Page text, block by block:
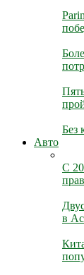
Без
Авто
С
в